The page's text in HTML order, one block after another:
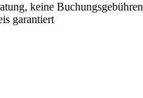
keine Buchungsgebühren
garantiert